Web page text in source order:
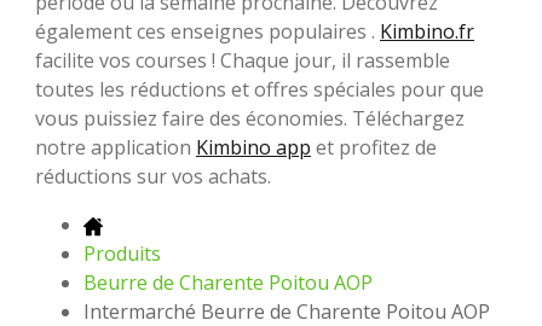
également ces enseignes populaires . Kimbino.fr
facilite vos courses ! Chaque jour, il rassemble
toutes les réductions et offres spéciales pour que
vous puissiez faire des économies. Téléchargez
notre application Kimbino app et profitez de
réductions sur vos achats.
Produits
Beurre de Charente Poitou AOP
Intermarché Beurre de Charente Poitou AOP